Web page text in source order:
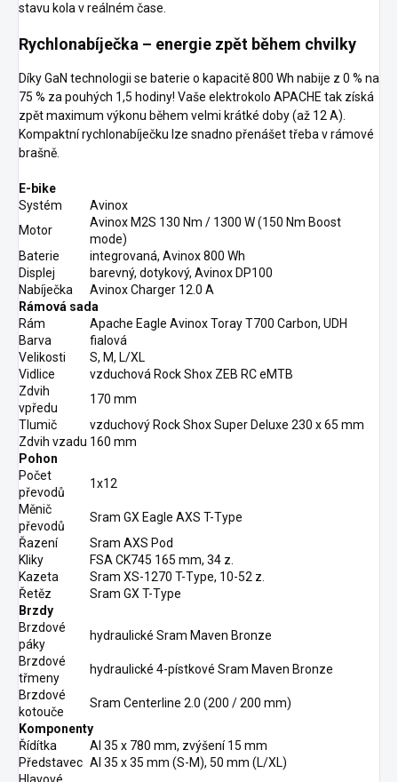
stavu kola v reálném čase.
Rychlonabíječka – ener­gie zpět během chvilky
Díky GaN technologii se baterie o kapacitě 800 Wh nabije z 0 % na
75 % za pouhých 1,5 hodiny! Vaše elektrokolo APACHE tak získá
zpět maximum výkonu během velmi krátké doby (až 12 A).
Kompaktní rychlonabíječku lze snadno přenášet třeba v rámové
brašně.
E-bike
Systém
Avinox
Motor
Avinox M2S 130 Nm / 1300 W (150 Nm Boost
mode)
Baterie
integrovaná, Avinox 800 Wh
Displej
barevný, dotykový, Avinox DP100
Nabíječka
Avinox Charger 12.0 A
Rámová sada
Rám
Apache Eagle Avinox Toray T700 Carbon, UDH
Barva
fialová
Velikosti
S, M, L/XL
Vidlice
vzduchová Rock Shox ZEB RC eMTB
Zdvih
vpředu
170 mm
Tlumič
vzduchový Rock Shox Super Deluxe 230 x 65 mm
Zdvih vzadu 160 mm
Pohon
Počet
převodů
1x12
Měnič
převodů
Sram GX Eagle AXS T-Type
Řazení
Sram AXS Pod
Kliky
FSA CK745 165 mm, 34 z.
Kazeta
Sram XS-1270 T-Type, 10-52 z.
Řetěz
Sram GX T-Type
Brzdy
Brzdové
páky
hydraulické Sram Maven Bronze
Brzdové
třmeny
hydraulické 4-pístkové Sram Maven Bronze
Brzdové
kotouče
Sram Centerline 2.0 (200 / 200 mm)
Komponenty
Řídítka
Al 35 x 780 mm, zvýšení 15 mm
Představec Al 35 x 35 mm (S-M), 50 mm (L/XL)